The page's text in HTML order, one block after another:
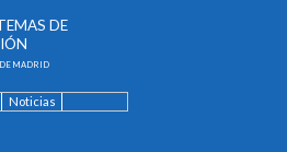
DE
MADRID
Noticias